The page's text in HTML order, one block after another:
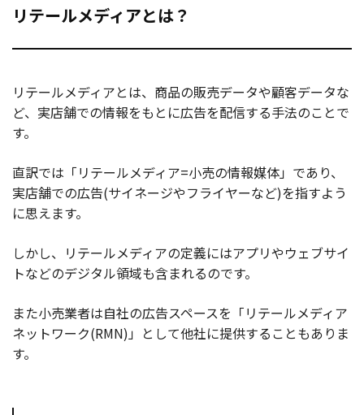
リテールメディアとは？
リテールメディアとは、商品の販売データや顧客データな
ど、実店舗での情報をもとに広告を配信する手法のことで
す。
直訳では「リテールメディア=小売の情報媒体」であり、
実店舗での広告(サイネージやフライヤーなど)を指すよう
に思えます。
しかし、リテールメディアの定義にはアプリやウェブサイ
トなどのデジタル領域も含まれるのです。
また小売業者は自社の広告スペースを「リテールメディア
ネットワーク(RMN)」として他社に提供することもありま
す。